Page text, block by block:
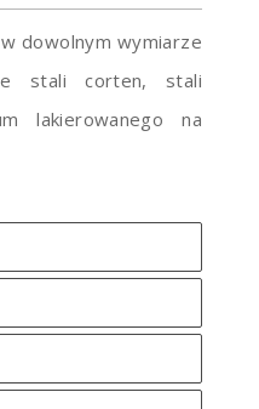
dowolnym wymiarze
stali corten, stali
lakierowanego na